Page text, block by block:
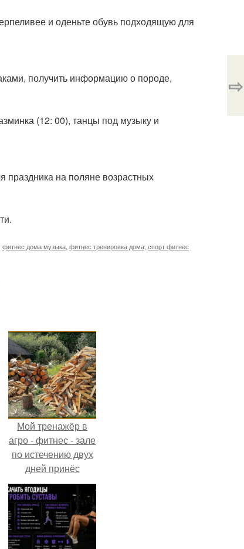
и оденьте обувь подходящую для
получить информацию о породе,
(12: 00), танцы под музыку и
праздника на поляне возрастных
фитнес дома музыка фитнес тренировка дома спорт фитнес
⇨
Мой тренажёр в
агро - фитнес - зале
по истечению двух
дней принёс
ощутимый
результат.